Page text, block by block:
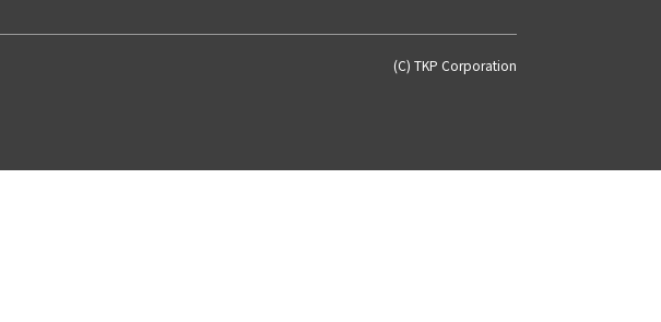
(C) TKP Corporation